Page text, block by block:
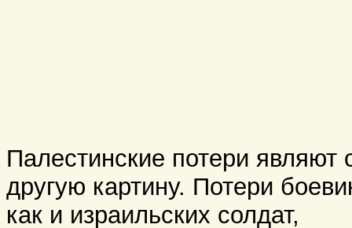
Палестинские потери являют
другую картину. Потери
как и израильских солдат,